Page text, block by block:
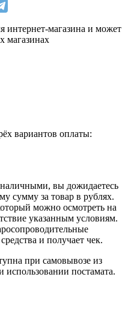
интернет-магазина и может
магазинах
вариантов оплаты:
вы дожидаетесь
сумму за товар в рублях.
можно осмотреть на
указанным условиям.
и получает чек.
при самовывозе из
использовании постамата.